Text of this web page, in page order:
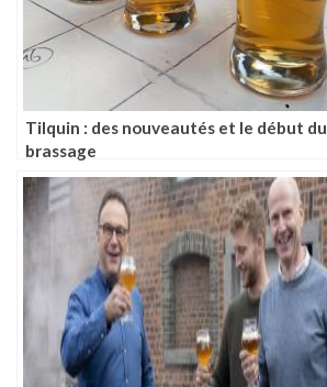
Tilquin : des nouveautés et le début du
brassage